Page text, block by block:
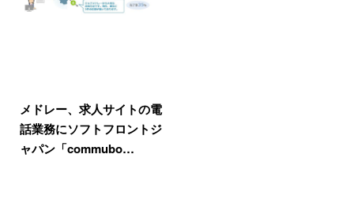
メドレー、求人サイトの電
話業務にソフトフロントジ
ャパン「commubo…